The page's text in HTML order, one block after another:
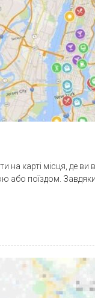
на карті місця, де ви
або поїздом. Завдяки